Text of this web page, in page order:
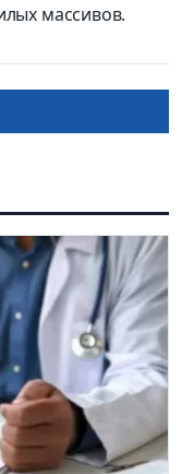
массивов.